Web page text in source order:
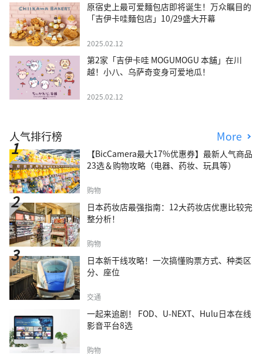
原宿史上最可爱麵包店即将诞生！万众瞩目的
「吉伊卡哇麵包店」10/29盛大开幕
2025.02.12
第2家「吉伊卡哇 MOGUMOGU 本舖」在川
越！小八、乌萨奇变身可爱地瓜！
2025.02.12
人气排行榜 More
【BicCamera最大17%优惠券】最新人气商品
23选＆购物攻略（电器、药妆、玩具等）
购物
日本药妆店最强指南：12大药妆店优惠比较完
整分析！
购物
日本新干线攻略！一次搞懂购票方式、种类区
分、座位
交通
一起来追剧！ FOD、U-NEXT、Hulu日本在线
影音平台8选
购物